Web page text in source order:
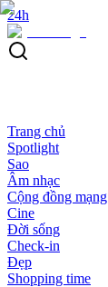
24h
Trang chủ
Spotlight
Sao
Âm nhạc
Cộng đồng mạng
Cine
Đời sống
Check-in
Đẹp
Shopping time